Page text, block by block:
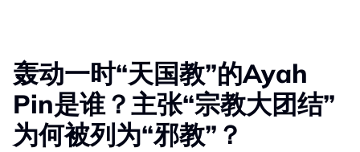
轰动一时“天国教”的Ayah
Pin是谁？主张“宗教大团结”
为何被列为“邪教”？